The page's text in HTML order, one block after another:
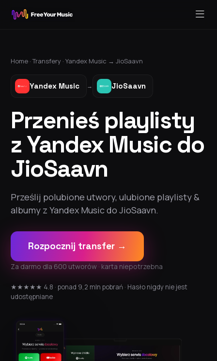
Home ·Transfery · Yandex Music → JioSaavn
Yandex Music → JioSaavn
Przenieś playlisty
z Yandex Music do
JioSaavn
Prześlij polubione utwory, ulubione playlisty &
albumy z Yandex Music do JioSaavn.
Rozpocznij transfer →
Za darmo dla 600 utworów · karta niepotrzebna
★★★★★ 4.8 · ponad 9,2 mln pobrań · Hasło nigdy nie jest
udostępniane